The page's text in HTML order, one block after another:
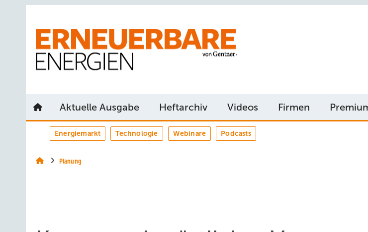
Aktuelle Ausgabe Heftarchiv Videos Firmen
Energiemarkt Technologie Webinare Podcasts
Planung